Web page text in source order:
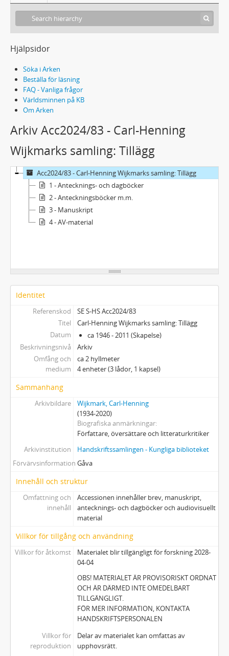
Hjälpsidor
Söka i Arken
Beställa för läsning
FAQ - Vanliga frågor
Världsminnen på KB
Om Arken
Arkiv Acc2024/83 - Carl-Henning
Wijkmarks samling: Tillägg
Acc2024/83 - Carl-Henning Wijkmarks samling: Tillägg
1 - Antecknings- och dagböcker
2 - Anteckningsböcker m.m.
3 - Manuskript
4 - AV-material
Identitet
Referenskod
SE S-HS Acc2024/83
Titel
Carl-Henning Wijkmarks samling: Tillägg
Datum
ca 1946 - 2011 (Skapelse)
Beskrivningsnivå
Arkiv
Omfång och
medium
ca 2 hyllmeter
4 enheter (3 lådor, 1 kapsel)
Sammanhang
Arkivbildare
Wijkmark, Carl-Henning
(1934-2020)
Biografiska anmärkningar
Författare, översättare och litteraturkritiker
Arkivinstitution
Handskriftssamlingen - Kungliga biblioteket
Förvärvsinformation Gåva
Innehåll och struktur
Omfattning och
innehåll
Accessionen innehåller brev, manuskript,
antecknings- och dagböcker och audiovisuellt
material
Villkor för tillgång och användning
Villkor för åtkomst
Materialet blir tillgängligt för forskning 2028-
04-04
OBS! MATERIALET ÄR PROVISORISKT ORDNAT
OCH ÄR DÄRMED INTE OMEDELBART
TILLGÄNGLIGT.
FÖR MER INFORMATION, KONTAKTA
HANDSKRIFTSPERSONALEN
Villkor för
reproduktion
Delar av materialet kan omfattas av
upphovsrätt.